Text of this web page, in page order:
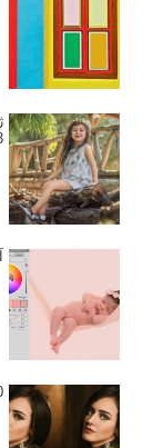
3 نکته
10